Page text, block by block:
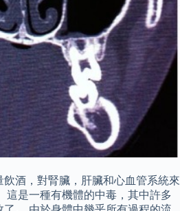
酒，對腎臟，肝臟和心血管系統來
這是一種有機體的中毒，其中許多